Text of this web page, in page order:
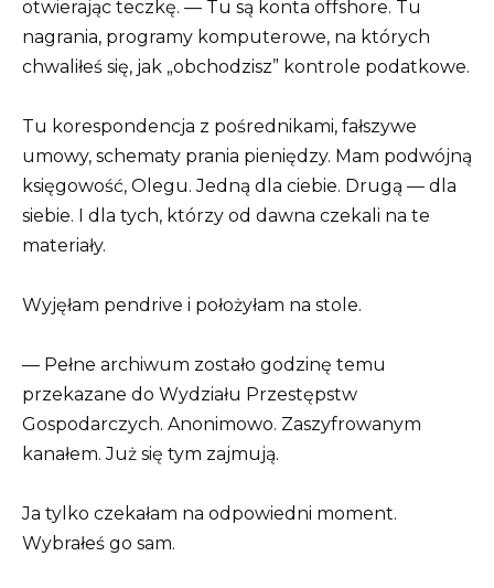
otwierając teczkę. — Tu są konta offshore. Tu
nagrania, programy komputerowe, na których
chwaliłeś się, jak „obchodzisz” kontrole podatkowe.
Tu korespondencja z pośrednikami, fałszywe
umowy, schematy prania pieniędzy. Mam podwójną
księgowość, Olegu. Jedną dla ciebie. Drugą — dla
siebie. I dla tych, którzy od dawna czekali na te
materiały.
Wyjęłam pendrive i położyłam na stole.
— Pełne archiwum zostało godzinę temu
przekazane do Wydziału Przestępstw
Gospodarczych. Anonimowo. Zaszyfrowanym
kanałem. Już się tym zajmują.
Ja tylko czekałam na odpowiedni moment.
Wybrałeś go sam.